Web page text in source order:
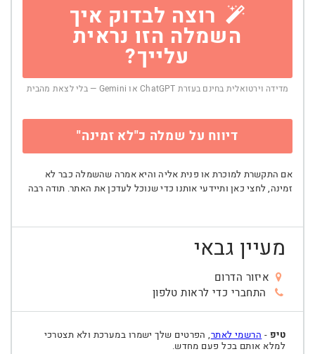
רוצה לבדוק איך
השמלה הזו נראית
עלייך?
מדידה וירטואלית בחינם בעזרת ChatGPT או Gemini — בלי לצאת מהבית
דיווח על שמלה כ"לא זמינה"
אם התקשרת למוכרת או פנית אליה והיא אמרה שהשמלה כבר לא
זמינה, לחצי כאן ותיידעי אותנו כדי שנוכל לעדכן את האתר. תודה רבה
מעיין גבאי
איזור הדרום
התחברי כדי לראות טלפון
טיפ - הרשמי לאתר, הפרטים שלך ישמרו במערכת ולא תצטרכי
למלא אותם בכל פעם מחדש.